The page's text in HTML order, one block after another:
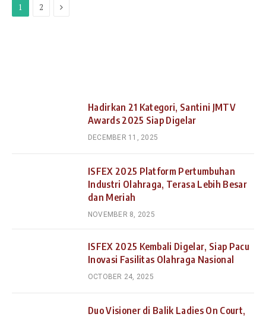
1 2 Next
Hadirkan 21 Kategori, Santini JMTV
Awards 2025 Siap Digelar
DECEMBER 11, 2025
ISFEX 2025 Platform Pertumbuhan
Industri Olahraga, Terasa Lebih Besar
dan Meriah
NOVEMBER 8, 2025
ISFEX 2025 Kembali Digelar, Siap Pacu
Inovasi Fasilitas Olahraga Nasional
OCTOBER 24, 2025
Duo Visioner di Balik Ladies On Court,